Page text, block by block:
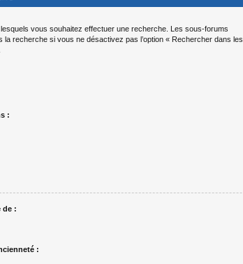
vous souhaitez effectuer une recherche. Les sous-forums
la recherche si vous ne désactivez pas l’option « Rechercher dans les
:
de :
: